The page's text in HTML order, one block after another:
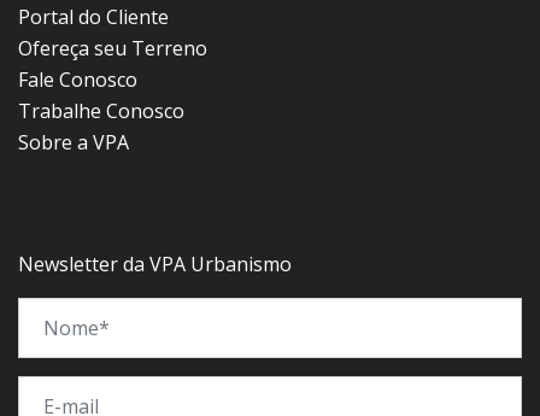
Portal do Cliente
Ofereça seu Terreno
Fale Conosco
Trabalhe Conosco
Sobre a VPA
Newsletter da VPA Urbanismo